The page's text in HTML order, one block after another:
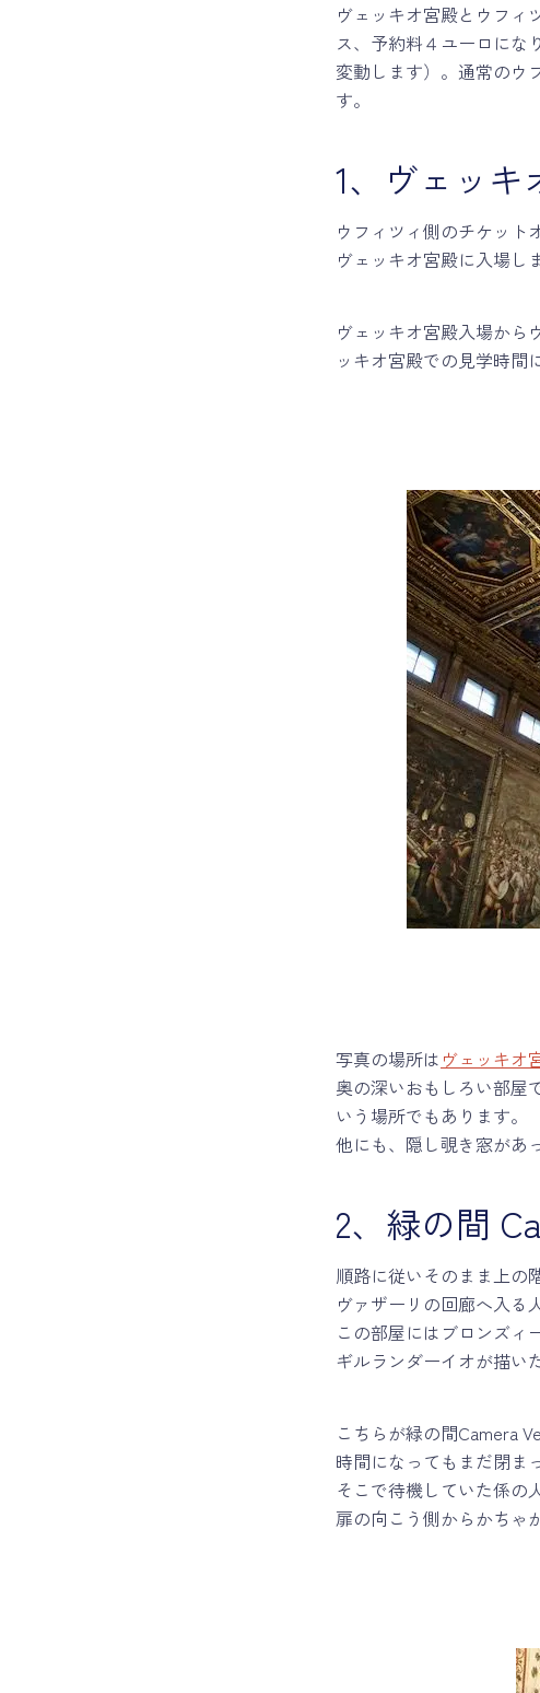
ヴェッキオ宮殿とウフィ
ス、予約料４ユーロにな
変動します）。通常のウ
す。
1、ヴェッキ
ウフィツィ側のチケット
ヴェッキオ宮殿に入場し
ヴェッキオ宮殿入場から
ッキオ宮殿での見学時間
写真の場所は ヴェッキオ
奥の深いおもしろい部屋
いう場所でもあります。
他にも、隠し覗き窓があ
2、緑の間
順路に従いそのまま上の
ヴァザーリの回廊へ入る
この部屋にはブロンズィ
ギルランダーイオが描い
こちらが緑の間Camera
時間になってもまだ閉ま
そこで待機していた係の
扉の向こう側からかちゃ